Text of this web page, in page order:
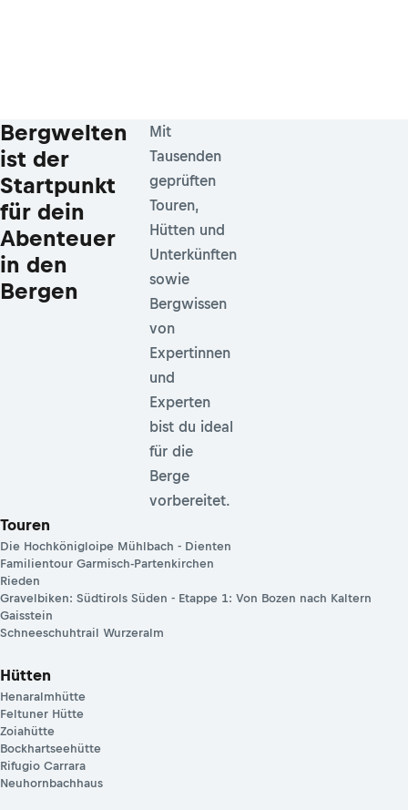
Bergwelten
ist der
Startpunkt
für dein
Abenteuer
in den
Bergen
Mit
Tausenden
geprüften
Touren,
Hütten und
Unterkünften
sowie
Bergwissen
von
Expertinnen
und
Experten
bist du ideal
für die
Berge
vorbereitet.
Touren
Die Hochkönigloipe Mühlbach - Dienten
Familientour Garmisch-Partenkirchen
Rieden
Gravelbiken: Südtirols Süden - Etappe 1: Von Bozen nach Kaltern
Gaisstein
Schneeschuhtrail Wurzeralm
Hütten
Henaralmhütte
Feltuner Hütte
Zoiahütte
Bockhartseehütte
Rifugio Carrara
Neuhornbachhaus